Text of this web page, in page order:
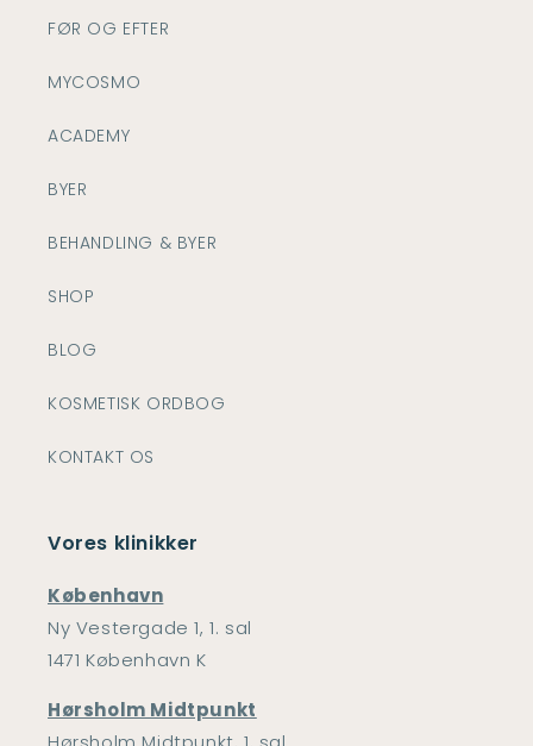
FØR OG EFTER
MYCOSMO
ACADEMY
BYER
BEHANDLING & BYER
SHOP
BLOG
KOSMETISK ORDBOG
KONTAKT OS
Vores klinikker
København
Ny Vestergade 1, 1. sal
1471 København K
Hørsholm Midtpunkt